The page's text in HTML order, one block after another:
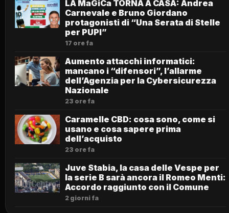
LA MaGiCa TORNA A CASA: Andrea
Carnevale e Bruno Giordano
protagonisti di “Una Serata di Stelle
per PUPI”
17 ore fa
Aumento attacchi informatici:
mancano i “difensori”, l’allarme
dell’Agenzia per la Cybersicurezza
Nazionale
23 ore fa
Caramelle CBD: cosa sono, come si
usano e cosa sapere prima
dell’acquisto
23 ore fa
Juve Stabia, la casa delle Vespe per
la serie B sarà ancora il Romeo Menti:
Accordo raggiunto con il Comune
2 giorni fa